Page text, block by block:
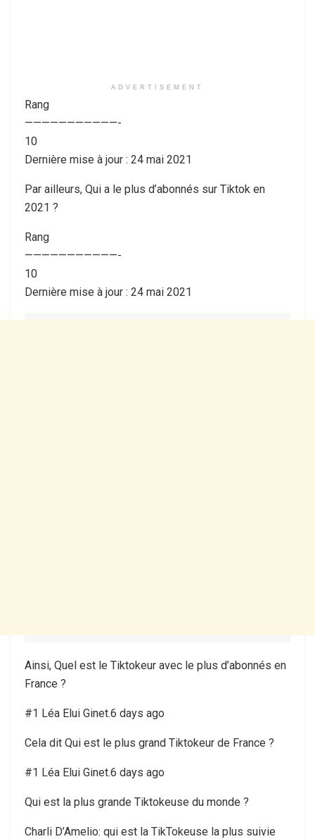
ADVERTISEMENT
Rang
———————————-
10
Dernière mise à jour : 24 mai 2021
Par ailleurs, Qui a le plus d’abonnés sur Tiktok en
2021 ?
Rang
———————————-
10
Dernière mise à jour : 24 mai 2021
Ainsi, Quel est le Tiktokeur avec le plus d’abonnés en
France ?
#1 Léa Elui Ginet.6 days ago
Cela dit Qui est le plus grand Tiktokeur de France ?
#1 Léa Elui Ginet.6 days ago
Qui est la plus grande Tiktokeuse du monde ?
Charli D’Amelio: qui est la TikTokeuse la plus suivie